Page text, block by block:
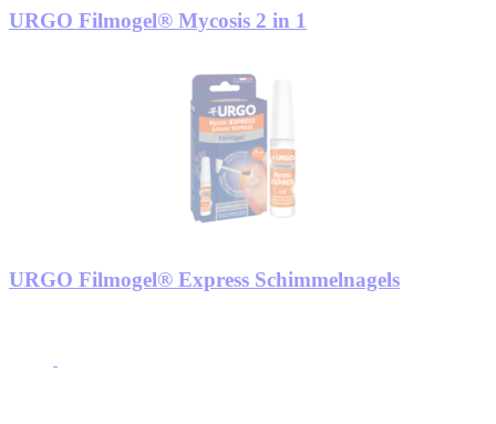
URGO Filmogel® Mycosis 2 in 1
URGO Filmogel® Express Schimmelnagels